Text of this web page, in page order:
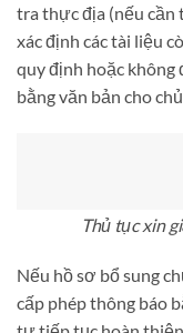
tra thực địa (nếu cần
xác định các tài liệu
quy định hoặc
bằng văn bản cho
Thủ tục xin
Nếu hồ sơ bổ sung
cấp phép thông báo